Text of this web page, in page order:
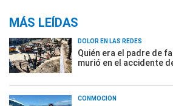
MÁS LEÍDAS
DOLOR EN LAS REDES
Quién era el padre de
murió en el accidente
CONMOCIÓN